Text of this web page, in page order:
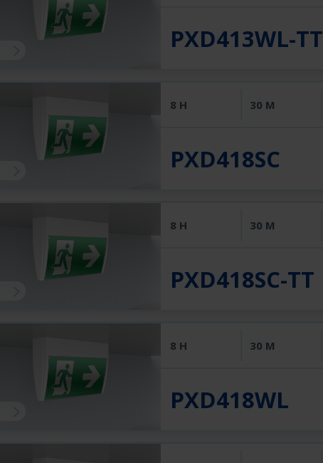
PXD413WL-TT
8 H 30 M
PXD418SC
8 H 30 M
PXD418SC-TT
8 H 30 M
PXD418WL